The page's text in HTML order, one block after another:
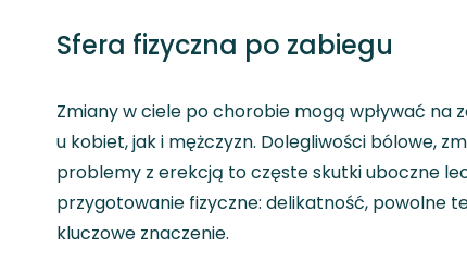
Sfera fizyczna po zabiegu
Zmiany w ciele po chorobie mogą wpływać na
u kobiet, jak i mężczyzn. Dolegliwości bólowe,
problemy z erekcją to częste skutki uboczne
przygotowanie fizyczne: delikatność, powolne
kluczowe znaczenie.